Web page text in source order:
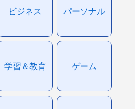
ビジネス パーソナル
学習＆教育 ゲーム